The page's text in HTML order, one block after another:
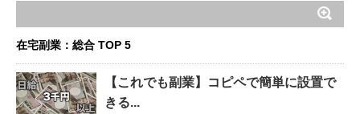
在宅副業：総合 TOP 5
【これでも副業】コピペで簡単に設置で
きる...